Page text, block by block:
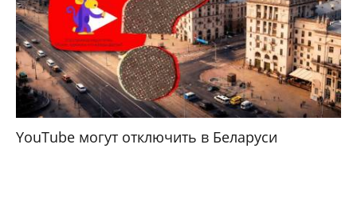
YouTube могут отключить в Беларуси